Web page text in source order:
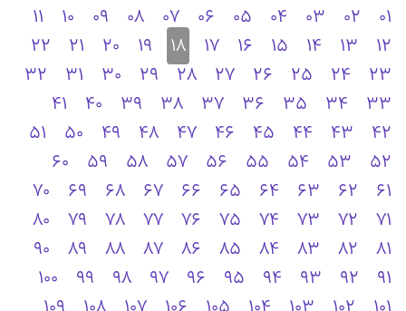
01
02
03
04
05
06
07
08
09
10
11
12
13
14
15
16
17
18
19
20
21
22
23
24
25
26
27
28
29
30
31
32
33
34
35
36
37
38
39
40
41
42
43
44
45
46
47
48
49
50
51
52
53
54
55
56
57
58
59
60
61
62
63
64
65
66
67
68
69
70
71
72
73
74
75
76
77
78
79
80
81
82
83
84
85
86
87
88
89
90
91
92
93
94
95
96
97
98
99
100